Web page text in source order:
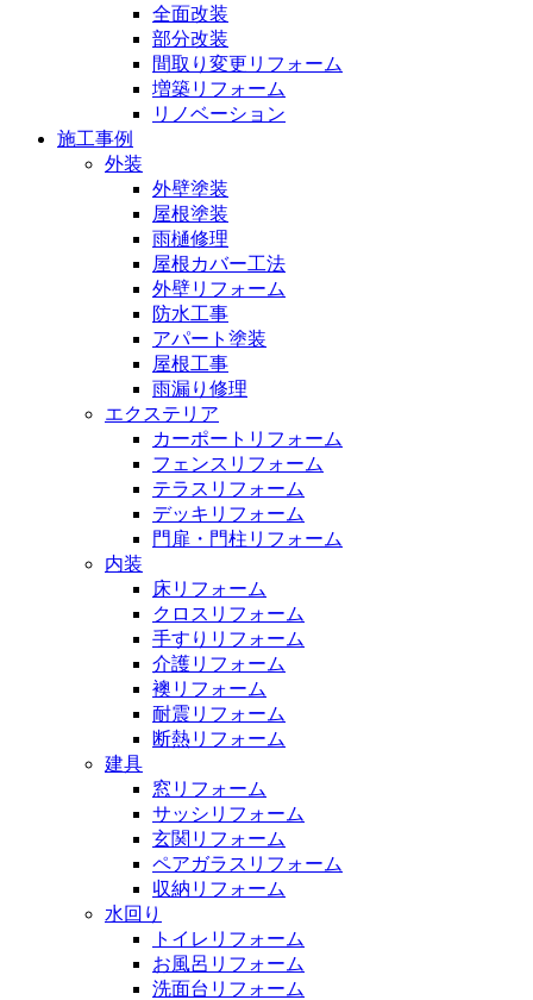
全面改装
部分改装
間取り変更リフォーム
増築リフォーム
リノベーション
施工事例
外装
外壁塗装
屋根塗装
雨樋修理
屋根カバー工法
外壁リフォーム
防水工事
アパート塗装
屋根工事
雨漏り修理
エクステリア
カーポートリフォーム
フェンスリフォーム
テラスリフォーム
デッキリフォーム
門扉・門柱リフォーム
内装
床リフォーム
クロスリフォーム
手すりリフォーム
介護リフォーム
襖リフォーム
耐震リフォーム
断熱リフォーム
建具
窓リフォーム
サッシリフォーム
玄関リフォーム
ペアガラスリフォーム
収納リフォーム
水回り
トイレリフォーム
お風呂リフォーム
洗面台リフォーム